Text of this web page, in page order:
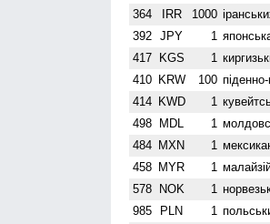
364 IRR 1000
392 JPY 1
417 KGS 1
410 KRW 100
414 KWD 1
498 MDL 1
484 MXN 1
458 MYR 1
578 NOK 1
985 PLN 1